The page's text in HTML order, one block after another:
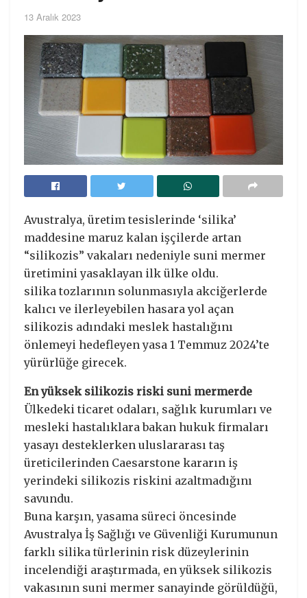
13 Aralık 2023
Avustralya, üretim tesislerinde ‘silika’
maddesine maruz kalan işçilerde artan
“silikozis” vakaları nedeniyle suni mermer
üretimini yasaklayan ilk ülke oldu.
silika tozlarının solunmasıyla akciğerlerde
kalıcı ve ilerleyebilen hasara yol açan
silikozis adındaki meslek hastalığını
önlemeyi hedefleyen yasa 1 Temmuz 2024’te
yürürlüğe girecek.
En yüksek silikozis riski suni mermerde
Ülkedeki ticaret odaları, sağlık kurumları ve
mesleki hastalıklara bakan hukuk firmaları
yasayı desteklerken uluslararası taş
üreticilerinden Caesarstone kararın iş
yerindeki silikozis riskini azaltmadığını
savundu.
Buna karşın, yasama süreci öncesinde
Avustralya İş Sağlığı ve Güvenliği Kurumunun
farklı silika türlerinin risk düzeylerinin
incelendiği araştırmada, en yüksek silikozis
vakasının suni mermer sanayinde görüldüğü,